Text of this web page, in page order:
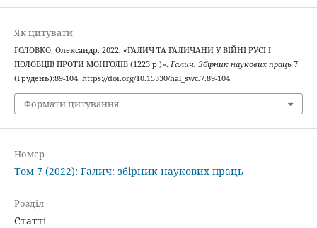
Як цитувати
ГОЛОВКО, Олександр. 2022. «ГАЛИЧ ТА ГАЛИЧАНИ У ВІЙНІ РУСІ І
ПОЛОВЦІВ ПРОТИ МОНГОЛІВ (1223 р.)». Галич. Збірник наукових праць7
(Грудень):89-104. https://doi.org/10.15330/hal_swc.7.89-104.
Формати цитування
Номер
Том 7 (2022): Галич: збірник наукових праць
Розділ
Статті